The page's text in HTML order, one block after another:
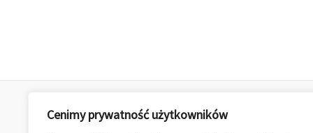
Cenimy prywatność użytkowników
Polityka prywatności